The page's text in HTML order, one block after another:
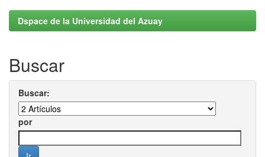
Dspace de la Universidad del Azuay
Buscar
Buscar:
por